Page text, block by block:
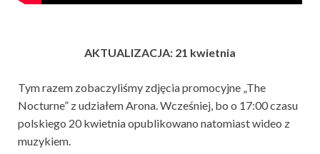
AKTUALIZACJA: 21 kwietnia
Tym razem zobaczyliśmy zdjęcia promocyjne „The
Nocturne” z udziałem Arona. Wcześniej, bo o 17:00 czasu
polskiego 20 kwietnia opublikowano natomiast wideo z
muzykiem.